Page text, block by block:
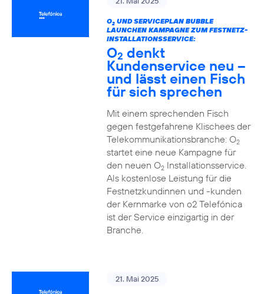
O2UND SERVICEPLAN BUBBLE
LAUNCHEN KAMPAGNE ZUM FESTNETZ-
INSTALLATIONSSERVICE:
O2 denkt
Kundenservice neu –
und lässt einen Fisch
für sich sprechen
Mit einem sprechenden Fisch
gegen festgefahrene Klischees der
Telekommunikationsbranche: O2
startet eine neue Kampagne für
den neuen O2Installationsservice.
Als kostenlose Leistung für die
Festnetzkundinnen und -kunden
der Kernmarke von o2 Telefónica
ist der Service einzigartig in der
Branche.
21. Mai 2025